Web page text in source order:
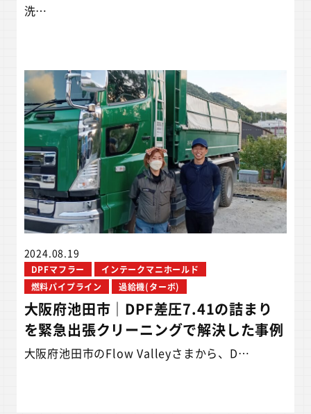
洗…
2024.08.19
DPFマフラー
インテークマニホールド
燃料パイプライン
過給機(ターボ)
大阪府池田市｜DPF差圧7.41の詰まり
を緊急出張クリーニングで解決した事例
大阪府池田市のFlow Valleyさまから、D…